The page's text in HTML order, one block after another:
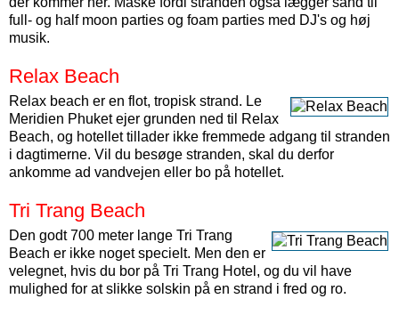
full- og half moon parties og foam parties med DJ's og høj
musik.
Relax Beach
Relax beach er en flot, tropisk strand. Le
Meridien Phuket ejer grunden ned til Relax
Beach, og hotellet tillader ikke fremmede adgang til stranden
i dagtimerne. Vil du besøge stranden, skal du derfor
ankomme ad vandvejen eller bo på hotellet.
Tri Trang Beach
Den godt 700 meter lange Tri Trang
Beach er ikke noget specielt. Men den er
velegnet, hvis du bor på Tri Trang Hotel, og du vil have
mulighed for at slikke solskin på en strand i fred og ro.